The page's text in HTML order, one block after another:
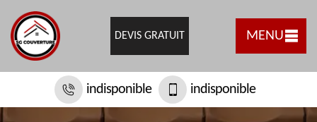
DEVIS GRATUIT MENU
indisponible indisponible